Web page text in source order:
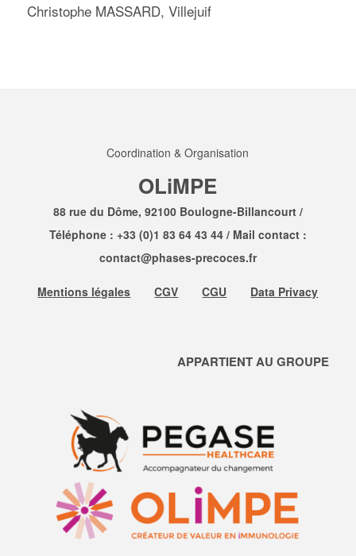
Christophe MASSARD, Villejuif
Coordination & Organisation
OLiMPE
88 rue du Dôme, 92100 Boulogne-Billancourt /
Téléphone : +33 (0)1 83 64 43 44/ Mail contact :
contact@phases-precoces.fr
Mentions légales CGV CGU Data Privacy
APPARTIENT AU GROUPE